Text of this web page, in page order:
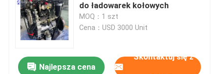
do ładowarek kołowych
MOQ：1 szt
Cena：USD 3000 Unit
Najlepsza cena
Skontaktuj się z